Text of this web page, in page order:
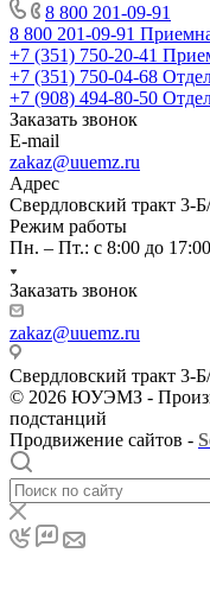
8 800 201-09-91
8 800 201-09-91
+7 (351) 750-20-41
+7 (351) 750-04-68
+7 (908) 494-80-50
Заказать звонок
E-mail
zakaz@uuemz.ru
Адрес
Свердловский тракт 3-
Режим работы
Пн. – Пт.: с 8:00 до 17:00
Заказать звонок
zakaz@uuemz.ru
Свердловский тракт 3-
© 2026 ЮУЭМЗ -
подстанций
Продвижение сайтов -